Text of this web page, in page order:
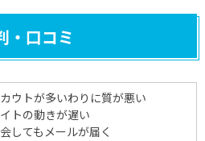
・口コミ
カウトが多いわりに質が悪い
イトの動きが遅い
してもメールが届く